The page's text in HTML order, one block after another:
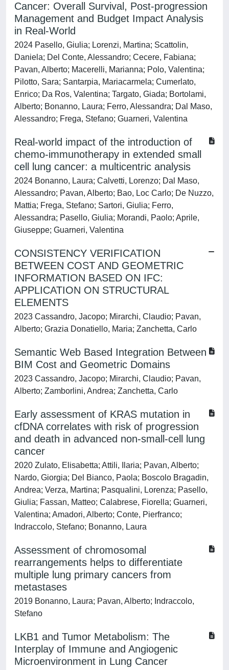
Cancer: Overall Survival, Post-progression
Management and Budget Impact Analysis
in Real-World
2024 Pasello, Giulia; Lorenzi, Martina; Scattolin,
Daniela; Del Conte, Alessandro; Cecere, Fabiana;
Pavan, Alberto; Macerelli, Marianna; Polo, Valentina;
Pilotto, Sara; Santarpia, Mariacarmela; Cumerlato,
Enrico; Da Ros, Valentina; Targato, Giada; Bortolami,
Alberto; Bonanno, Laura; Ferro, Alessandra; Dal Maso,
Alessandro; Frega, Stefano; Guarneri, Valentina
Real-world impact of the introduction of
chemo-immunotherapy in extended small
cell lung cancer: a multicentric analysis
2024 Bonanno, Laura; Calvetti, Lorenzo; Dal Maso,
Alessandro; Pavan, Alberto; Bao, Loc Carlo; De Nuzzo,
Mattia; Frega, Stefano; Sartori, Giulia; Ferro,
Alessandra; Pasello, Giulia; Morandi, Paolo; Aprile,
Giuseppe; Guarneri, Valentina
CONSISTENCY VERIFICATION
BETWEEN COST AND GEOMETRIC
INFORMATION BASED ON IFC:
APPLICATION ON STRUCTURAL
ELEMENTS
2023 Cassandro, Jacopo; Mirarchi, Claudio; Pavan,
Alberto; Grazia Donatiello, Maria; Zanchetta, Carlo
Semantic Web Based Integration Between
BIM Cost and Geometric Domains
2023 Cassandro, Jacopo; Mirarchi, Claudio; Pavan,
Alberto; Zamborlini, Andrea; Zanchetta, Carlo
Early assessment of KRAS mutation in
cfDNA correlates with risk of progression
and death in advanced non-small-cell lung
cancer
2020 Zulato, Elisabetta; Attili, Ilaria; Pavan, Alberto;
Nardo, Giorgia; Del Bianco, Paola; Boscolo Bragadin,
Andrea; Verza, Martina; Pasqualini, Lorenza; Pasello,
Giulia; Fassan, Matteo; Calabrese, Fiorella; Guarneri,
Valentina; Amadori, Alberto; Conte, Pierfranco;
Indraccolo, Stefano; Bonanno, Laura
Assessment of chromosomal
rearrangements helps to differentiate
multiple lung primary cancers from
metastases
2019 Bonanno, Laura; Pavan, Alberto; Indraccolo,
Stefano
LKB1 and Tumor Metabolism: The
Interplay of Immune and Angiogenic
Microenvironment in Lung Cancer